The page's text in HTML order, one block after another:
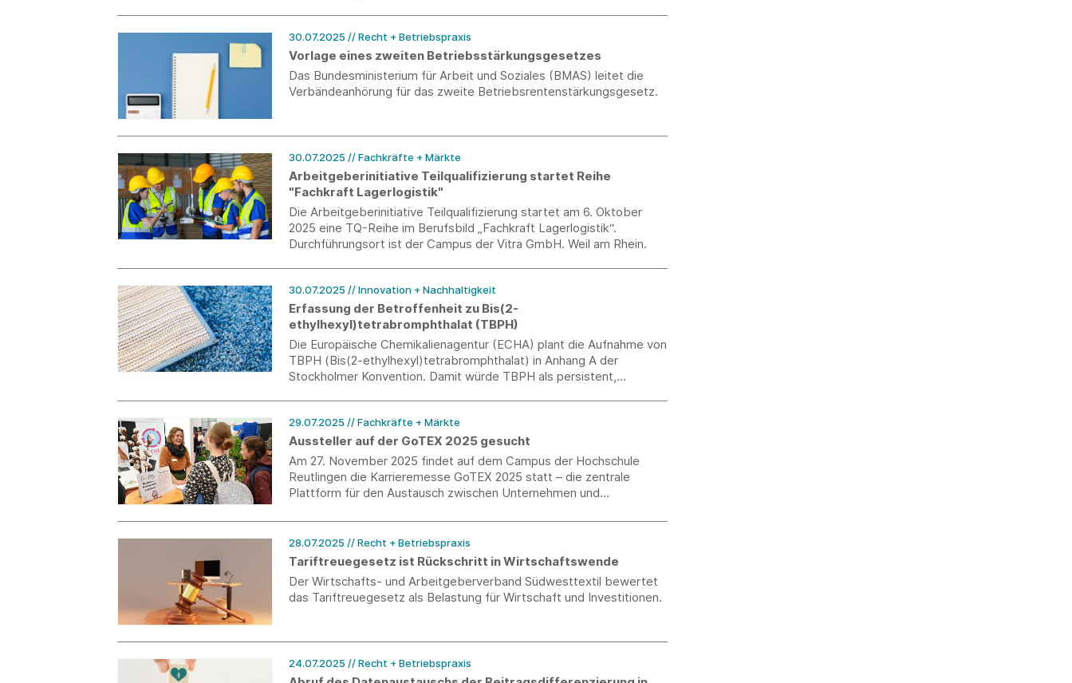
Woche vorliegen.
30.07.2025 // Recht + Betriebspraxis
Vorlage eines zweiten Betriebsstärkungsgesetzes
Das Bundesministerium für Arbeit und Soziales (BMAS) leitet die
Verbändeanhörung für das zweite Betriebsrentenstärkungsgesetz.
30.07.2025 // Fachkräfte + Märkte
Arbeitgeberinitiative Teilqualifizierung startet Reihe
"Fachkraft Lagerlogistik"
Die Arbeitgeberinitiative Teilqualifizierung startet am 6. Oktober
2025 eine TQ-Reihe im Berufsbild „Fachkraft Lagerlogistik“.
Durchführungsort ist der Campus der Vitra GmbH. Weil am Rhein.
30.07.2025 // Innovation + Nachhaltigkeit
Erfassung der Betroffenheit zu Bis(2-
ethylhexyl)tetrabromphthalat (TBPH)
Die Europäische Chemikalienagentur (ECHA) plant die Aufnahme von
TBPH (Bis(2-ethylhexyl)tetrabromphthalat) in Anhang A der
Stockholmer Konvention. Damit würde TBPH als persistent,
kann.
29.07.2025 // Fachkräfte + Märkte
Aussteller auf der GoTEX 2025 gesucht
Am 27. November 2025 findet auf dem Campus der Hochschule
Reutlingen die Karrieremesse GoTEX 2025 statt – die zentrale
Plattform für den Austausch zwischen Unternehmen und
28.07.2025 // Recht + Betriebspraxis
Tariftreuegesetz ist Rückschritt in Wirtschaftswende
Der Wirtschafts- und Arbeitgeberverband Südwesttextil bewertet
das Tariftreuegesetz als Belastung für Wirtschaft und Investitionen.
24.07.2025 // Recht + Betriebspraxis